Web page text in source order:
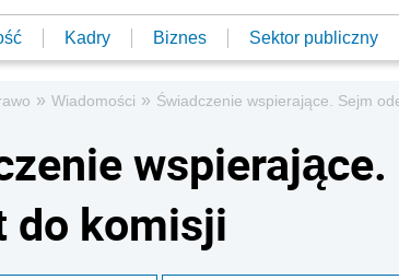
Kadry Biznes Sektor publiczny
» Wiadomości » Świadczenie wspierające. Sejm
wspierające.
do komisji